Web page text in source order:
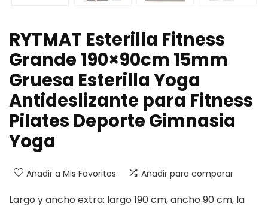
RYTMAT Esterilla Fitness
Grande 190×90cm 15mm
Gruesa Esterilla Yoga
Antideslizante para Fitness
Pilates Deporte Gimnasia
Yoga
Añadir a Mis Favoritos Añadir para comparar
Largo y ancho extra: largo 190 cm, ancho 90 cm, la